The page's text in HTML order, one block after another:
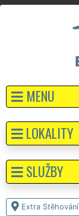
MENU
Extra Stěhování
LOKALITY
SLUŽBY